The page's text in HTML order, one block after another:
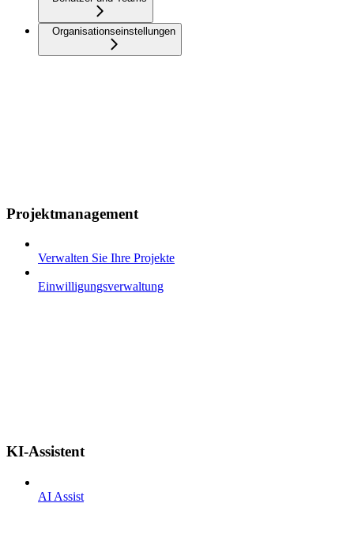
Organisationseinstellungen
Projektmanagement
Verwalten Sie Ihre Projekte
Einwilligungsverwaltung
KI-Assistent
AI Assist